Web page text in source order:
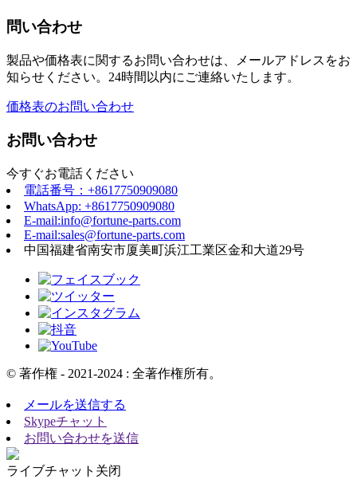
問い合わせ
製品や価格表に関するお問い合わせは、メールアドレスをお
知らせください。24時間以内にご連絡いたします。
価格表のお問い合わせ
お問い合わせ
今すぐお電話ください
電話番号：+8617750909080
WhatsApp: +8617750909080
E-mail:info@fortune-parts.com
E-mail:sales@fortune-parts.com
中国福建省南安市厦美町浜江工業区金和大道29号
© 著作権 - 2021-2024 : 全著作権所有。
メールを送信する
Skypeチャット
お問い合わせを送信
ライブチャット 关闭